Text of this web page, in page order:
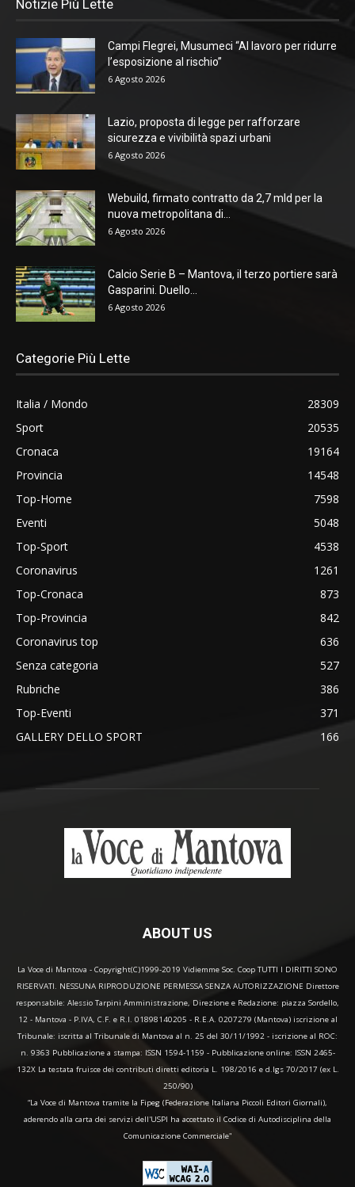
Notizie Più Lette
Campi Flegrei, Musumeci “Al lavoro per ridurre
l’esposizione al rischio”
6 Agosto 2026
Lazio, proposta di legge per rafforzare
sicurezza e vivibilità spazi urbani
6 Agosto 2026
Webuild, firmato contratto da 2,7 mld per la
nuova metropolitana di...
6 Agosto 2026
Calcio Serie B – Mantova, il terzo portiere sarà
Gasparini. Duello...
6 Agosto 2026
Categorie Più Lette
Italia / Mondo
28309
Sport
20535
Cronaca
19164
Provincia
14548
Top-Home
7598
Eventi
5048
Top-Sport
4538
Coronavirus
1261
Top-Cronaca
873
Top-Provincia
842
Coronavirus top
636
Senza categoria
527
Rubriche
386
Top-Eventi
371
GALLERY DELLO SPORT
166
ABOUT US
La Voce di Mantova - Copyright(C)1999-2019 Vidiemme Soc. Coop TUTTI I DIRITTI SONO
RISERVATI. NESSUNA RIPRODUZIONE PERMESSA SENZA AUTORIZZAZIONE Direttore
responsabile: Alessio Tarpini Amministrazione, Direzione e Redazione: piazza Sordello,
12 - Mantova - P.IVA, C.F. e R.I. 01898140205 - R.E.A. 0207279 (Mantova) iscrizione al
Tribunale: iscritta al Tribunale di Mantova al n. 25 del 30/11/1992 - iscrizione al ROC:
n. 9363 Pubblicazione a stampa: ISSN 1594-1159 - Pubblicazione online: ISSN 2465-
132X La testata fruisce dei contributi diretti editoria L. 198/2016 e d.lgs 70/2017 (ex L.
250/90)
“La Voce di Mantova tramite la Fipeg (Federazione Italiana Piccoli Editori Giornali),
aderendo alla carta dei servizi dell'USPI ha accettato il Codice di Autodisciplina della
Comunicazione Commerciale"